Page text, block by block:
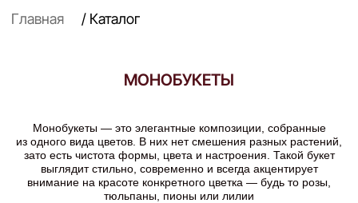
МОНОБУКЕТЫ
Монобукеты — это элегантные композиции, собранные
из одного вида цветов. В них нет смешения разных растений,
зато есть чистота формы, цвета и настроения. Такой букет
выглядит стильно, современно и всегда акцентирует
внимание на красоте конкретного цветка — будь то розы,
тюльпаны, пионы или лилии